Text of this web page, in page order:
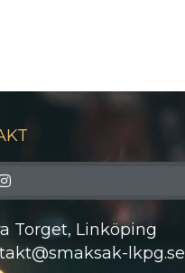
Torget, Linköping
lkpg.se